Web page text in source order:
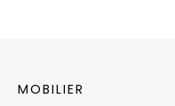
MOBILIER